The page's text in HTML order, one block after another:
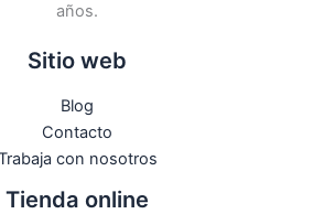
años.
Sitio web
Blog
Contacto
con nosotros
Tienda online